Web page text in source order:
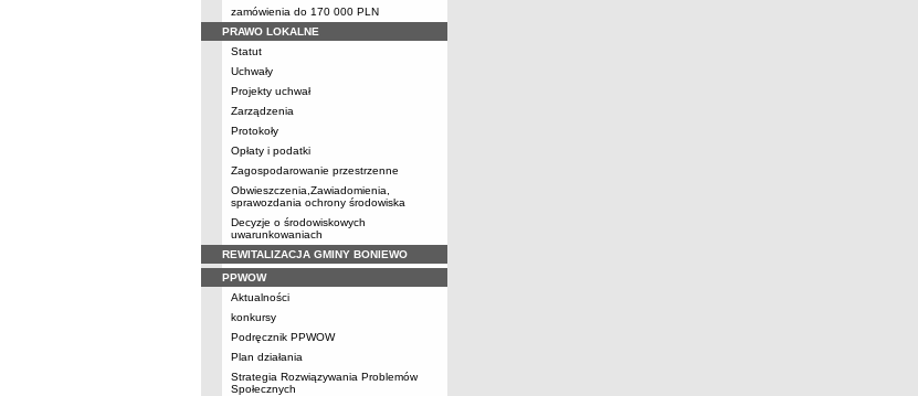
zamówienia do 170 000 PLN
PRAWO LOKALNE
Statut
Uchwały
Projekty uchwał
Zarządzenia
Protokoły
Opłaty i podatki
Zagospodarowanie przestrzenne
Obwieszczenia,Zawiadomienia,
sprawozdania ochrony środowiska
Decyzje o środowiskowych
uwarunkowaniach
REWITALIZACJA GMINY BONIEWO
PPWOW
Aktualności
konkursy
Podręcznik PPWOW
Plan działania
Strategia Rozwiązywania Problemów
Społecznych